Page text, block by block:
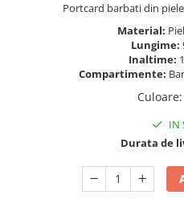
Portcard barbati din
Material:
Lungime:
Inaltime:
Compartimente:
Culoare:
IN
Durata de